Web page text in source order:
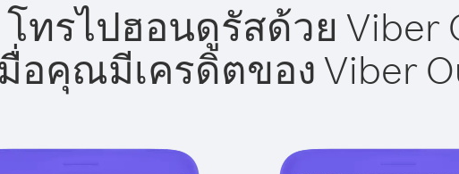
โทรไปฮอนดูรัสด้วย Viber
อคุณมีเครดิตของ Viber